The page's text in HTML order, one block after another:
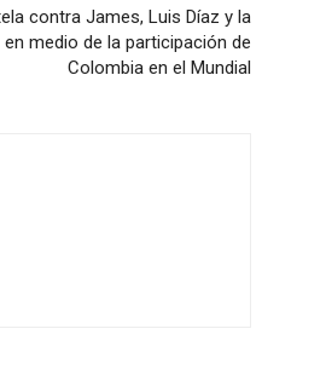
contra James, Luis Díaz y la
medio de la participación de
Colombia en el Mundial